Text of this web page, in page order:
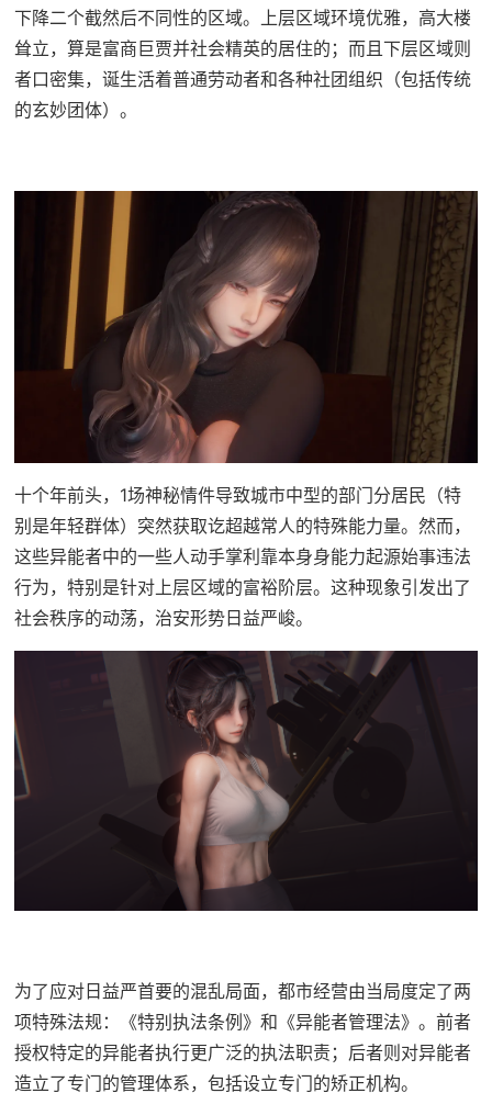
下降二个截然后不同性的区域。上层区域环境优雅，高大楼
耸立，算是富商巨贾并社会精英的居住的；而且下层区域则
者口密集，诞生活着普通劳动者和各种社团组织（包括传统
的玄妙团体）。
十个年前头，1场神秘情件导致城市中型的部门分居民（特
别是年轻群体）突然获取讫超越常人的特殊能力量。然而，
这些异能者中的一些人动手掌利靠本身身能力起源始事违法
行为，特别是针对上层区域的富裕阶层。这种现象引发出了
社会秩序的动荡，治安形势日益严峻。
为了应对日益严首要的混乱局面，都市经营由当局度定了两
项特殊法规：《特别执法条例》和《异能者管理法》。前者
授权特定的异能者执行更广泛的执法职责；后者则对异能者
造立了专门的管理体系，包括设立专门的矫正机构。